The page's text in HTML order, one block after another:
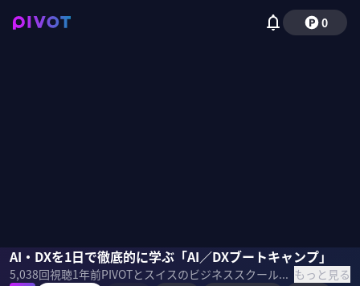
0
AI・DXを1日で徹底的に学ぶ「AI／DXブートキャンプ」
5,038回視聴1年前 PIVOTとスイスのビジネススクールであるIMDが11月2日に「AI・DXブートキャンプ」を開催。丸一日かけて、AIとDXの最先端を英語で徹底的に学ぶ。そのプログラムの概要と魅力を、IMD北東アジアディレクターの高津尚志氏に聞いた。 ＜ゲスト＞ 高津尚志｜IMD北東アジア代表 経営幹部育成で世界トップランキングを誇るスイスのビジネススクール、IMDの日本・台湾・韓国における代表。 早稲田大学政治経済学部卒業後、1989年に日本興業銀行に入行し、その後ボストンコンサルティンググループ、リクルートを経て現職。仏INSEADでMBA取得。桑沢デザイン研究所基礎造形専攻修了。 ＜目次＞ もっと見る
高津尚志佐々木紀彦